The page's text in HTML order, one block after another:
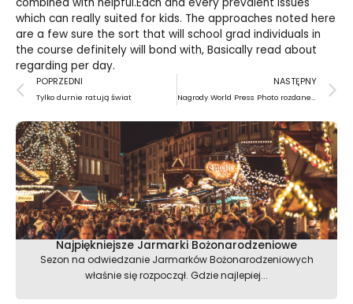
which can really suited for kids. The approaches noted here
are a few sure the sort that will school grad individuals in
the course definitely will bond with, Basically read about
regarding per day.
Prev
POPRZEDNI
Tylko durnie ratują świat
NASTĘPNY
Nagrody World Press Photo rozdane… dla filmów
Najpiękniejsze Jarmarki Bożonarodzeniowe
Sezon na odwiedzanie Jarmarków Bożonarodzeniowych
właśnie się rozpoczął. Gdzie najlepiej...